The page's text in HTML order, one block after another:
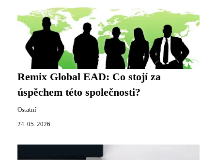
Remix Global EAD: Co stojí za
úspěchem této společnosti?
Ostatní
24. 05. 2026